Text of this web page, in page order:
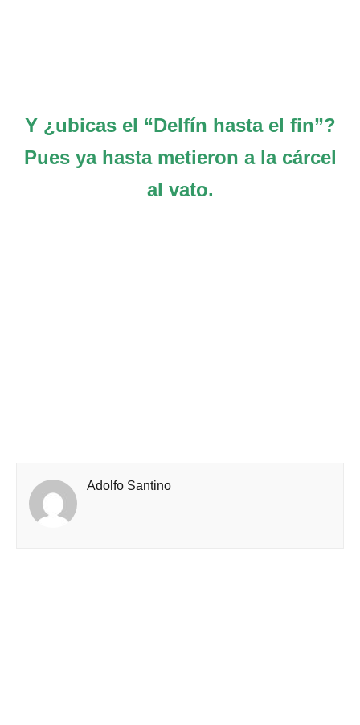
Y ¿ubicas el “Delfín hasta el fin”?
Pues ya hasta metieron a la cárcel
al vato.
Adolfo Santino